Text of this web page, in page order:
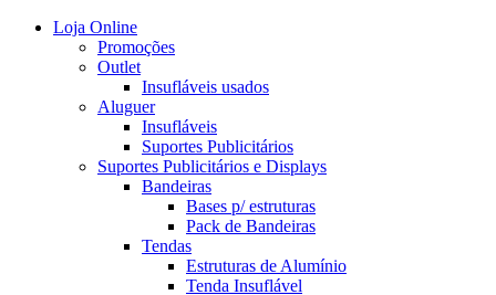
Loja Online
Promoções
Outlet
Insufláveis usados
Aluguer
Insufláveis
Suportes Publicitários
Suportes Publicitários e Displays
Bandeiras
Bases p/ estruturas
Pack de Bandeiras
Tendas
Estruturas de Alumínio
Tenda Insuflável